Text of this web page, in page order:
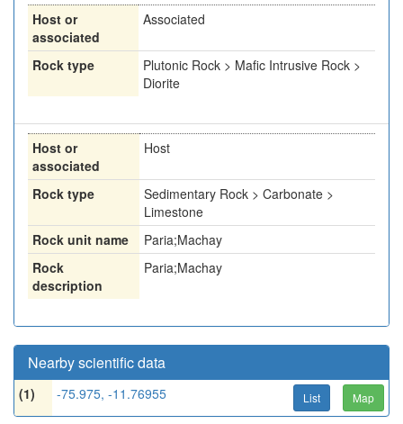
Host or
associated
Associated
Rock type
Plutonic Rock > Mafic Intrusive Rock >
Diorite
Host or
associated
Host
Rock type
Sedimentary Rock > Carbonate >
Limestone
Rock unit name
Paria;Machay
Rock
description
Paria;Machay
Nearby scientific data
(1) -75.975, -11.76955 List Map